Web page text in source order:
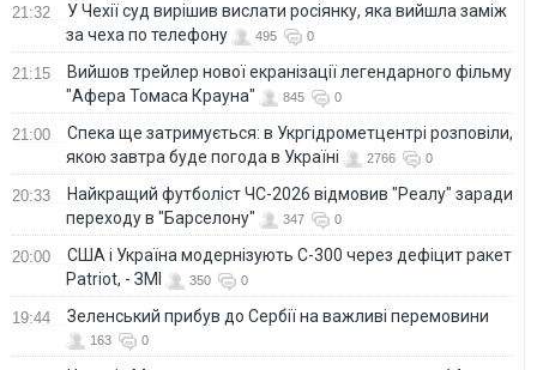
21:32
У Чехії суд вирішив вислати росіянку, яка вийшла заміж
за чеха по телефону
495 0
21:15
Вийшов трейлер нової екранізації легендарного фільму
"Афера Томаса Крауна"
845 0
21:00
Спека ще затримується: в Укргідрометцентрі розповіли,
якою завтра буде погода в Україні
2766 0
20:33
Найкращий футболіст ЧС-2026 відмовив "Реалу" заради
переходу в "Барселону"
347 0
20:00
США і Україна модернізують С-300 через дефіцит ракет
Patriot, - ЗМІ
350 0
19:44 Зеленський прибув до Сербії на важливі перемовини
163 0